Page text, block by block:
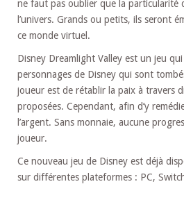
ne faut pas oublier que la particularité
l’univers. Grands ou petits, ils seront
ce monde virtuel.
Disney Dreamlight Valley est un jeu
personnages de Disney qui sont
joueur est de rétablir la paix à travers
proposées. Cependant, afin d’y
l’argent. Sans monnaie, aucune
joueur.
Ce nouveau jeu de Disney est déjà
sur différentes plateformes : PC,